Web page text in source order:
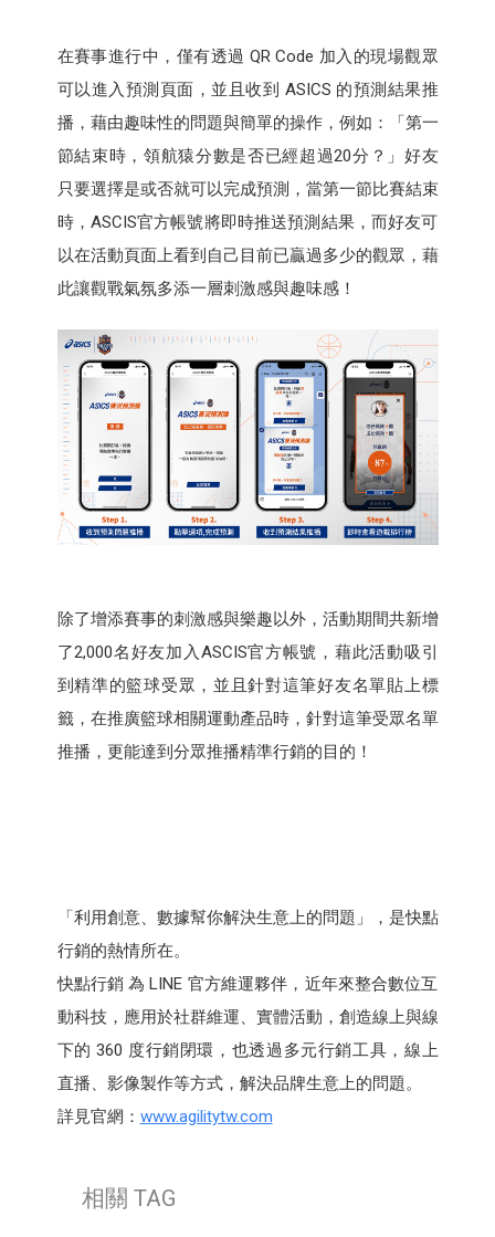
在賽事進行中，僅有透過 QR Code 加入的現場觀眾
可以進入預測頁面，並且收到 ASICS 的預測結果推
播，藉由趣味性的問題與簡單的操作，例如：「第一
節結束時，領航猿分數是否已經超過20分？」好友
只要選擇是或否就可以完成預測，當第一節比賽結束
時，ASCIS官方帳號將即時推送預測結果，而好友可
以在活動頁面上看到自己目前已贏過多少的觀眾，藉
此讓觀戰氣氛多添一層刺激感與趣味感！
除了增添賽事的刺激感與樂趣以外，活動期間共新增
了2,000名好友加入ASCIS官方帳號，藉此活動吸引
到精準的籃球受眾，並且針對這筆好友名單貼上標
籤，在推廣籃球相關運動產品時，針對這筆受眾名單
推播，更能達到分眾推播精準行銷的目的！
「利用創意、數據幫你解決生意上的問題」，是快點
行銷的熱情所在。
快點行銷 為 LINE 官方維運夥伴，近年來整合數位互
動科技，應用於社群維運、實體活動，創造線上與線
下的 360 度行銷閉環，也透過多元行銷工具，線上
直播、影像製作等方式，解決品牌生意上的問題。
詳見官網： www.agilitytw.com
相關 TAG